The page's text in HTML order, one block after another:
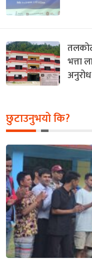
भत्ता
अनुरोध
छुटाउनुभयो कि?